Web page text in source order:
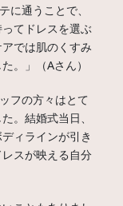
に通うことで、
てドレスを選ぶ
では肌のくすみ
。」（Aさん）
フの方々はとて
。結婚式当日、
ィラインが引き
スが映える自分